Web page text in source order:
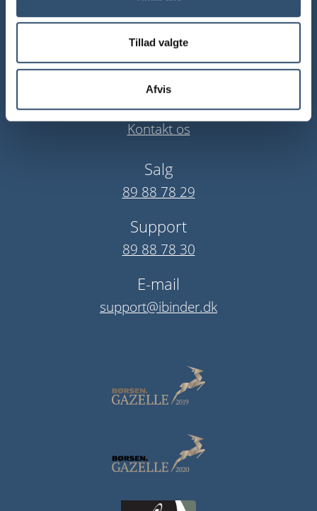
Tillad valgte
Afvis
Ejendomsdrift
Kontakt os
Salg
89 88 78 29
Support
89 88 78 30
E-mail
support@ibinder.dk